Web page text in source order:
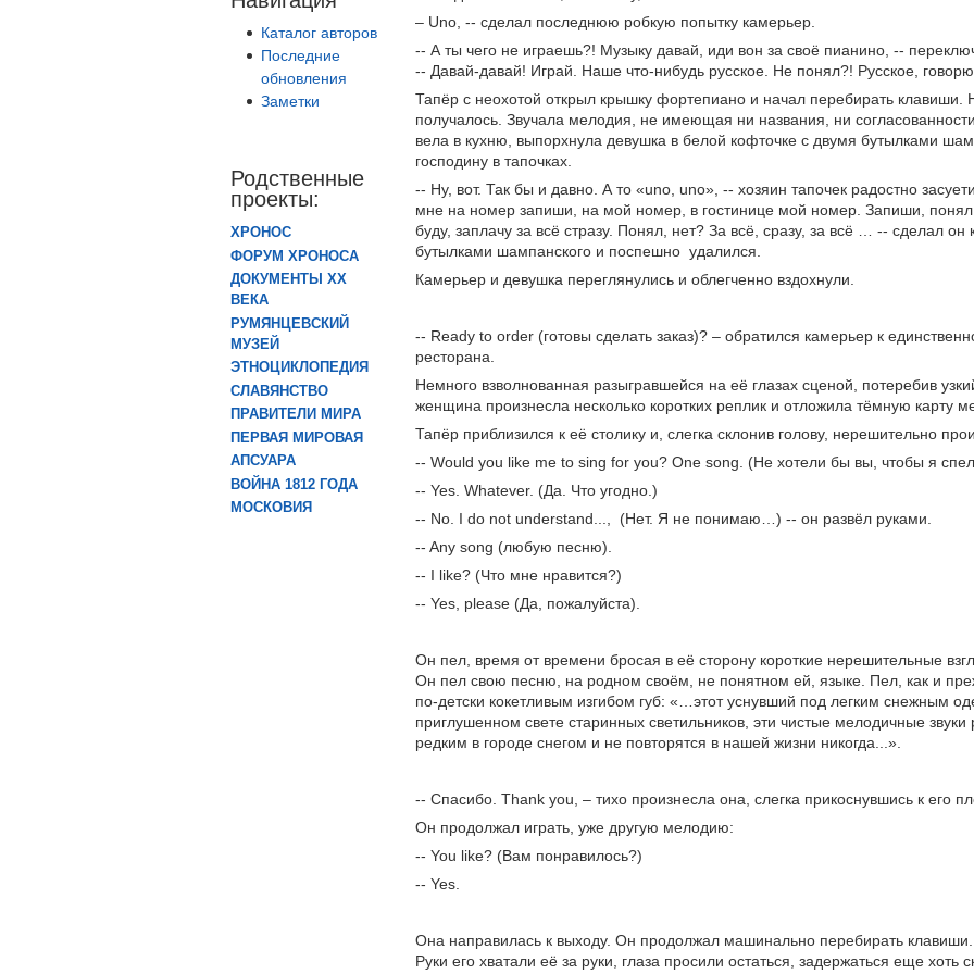
Каталог авторов
Последние
обновления
Заметки
Родственные
проекты:
ХРОНОС
ФОРУМ ХРОНОСА
ДОКУМЕНТЫ XX
ВЕКА
РУМЯНЦЕВСКИЙ
МУЗЕЙ
ЭТНОЦИКЛОПЕДИЯ
СЛАВЯНСТВО
ПРАВИТЕЛИ МИРА
ПЕРВАЯ МИРОВАЯ
АПСУАРА
ВОЙНА 1812 ГОДА
МОСКОВИЯ
– Uno, -- сделал последнюю робкую попытку камерьер.
-- А ты чего не играешь?! Музыку давай, иди вон за своё пианино, --
-- Давай-давай! Играй. Наше что-нибудь русское. Не понял?! Русское,
Тапёр с неохотой открыл крышку фортепиано и начал перебирать клавиши.
получалось. Звучала мелодия, не имеющая ни названия, ни
вела в кухню, выпорхнула девушка в белой кофточке с двумя бутылками
господину в тапочках.
-- Ну, вот. Так бы и давно. А то «uno, uno», -- хозяин тапочек радостно
мне на номер запиши, на мой номер, в гостинице мой номер. Запиши,
буду, заплачу за всё стразу. Понял, нет? За всё, сразу, за всё … -- сделал
бутылками шампанского и поспешно удалился.
Камерьер и девушка переглянулись и облегченно вздохнули.
-- Ready to order (готовы сделать заказ)? – обратился камерьер к
ресторана.
Немного взволнованная разыгравшейся на её глазах сценой, потеребив
женщина произнесла несколько коротких реплик и отложила тёмную карту
Тапёр приблизился к её столику и, слегка склонив голову, нерешительно
-- Would you like me to sing for you? One song. (Не хотели бы вы, чтобы я
-- Yes. Whatever. (Да. Что угодно.)
-- No. I do not understand..., (Нет. Я не понимаю…) -- он развёл руками.
-- Any song (любую песню).
-- I like? (Что мне нравится?)
-- Yes, please (Да, пожалуйста).
Он пел, время от времени бросая в её сторону короткие нерешительные
Он пел свою песню, на родном своём, не понятном ей, языке. Пел, как и
по-детски кокетливым изгибом губ: «…этот уснувший под легким снежным
приглушенном свете старинных светильников, эти чистые мелодичные
редким в городе снегом и не повторятся в нашей жизни никогда...».
-- Спасибо. Thank you, – тихо произнесла она, слегка прикоснувшись к его
Он продолжал играть, уже другую мелодию:
-- You like? (Вам понравилось?)
-- Yes.
Она направилась к выходу. Он продолжал машинально перебирать
Руки его хватали её за руки, глаза просили остаться, задержаться еще хоть